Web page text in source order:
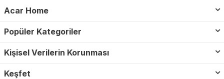
Acar Home
Popüler Kategoriler
Kişisel Verilerin Korunması
Keşfet